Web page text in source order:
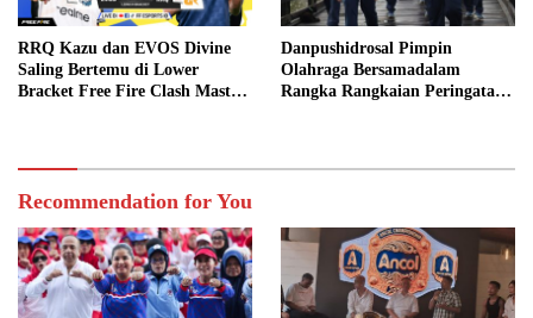
RRQ Kazu dan EVOS Divine
Saling Bertemu di Lower
Bracket Free Fire Clash Master
Danpushidrosal Pimpin
Olahraga Bersamadalam
Rangka Rangkaian Peringatan
Recommendation for You